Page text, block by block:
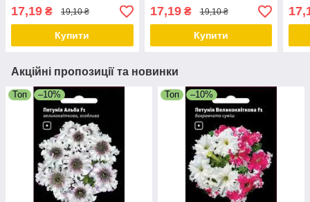
17,19 ₴ 19,10 ₴
Купити
17,19₴ 19,10 ₴
Купити
Акційні пропозиції та новинки
Топ –10% Топ –10%